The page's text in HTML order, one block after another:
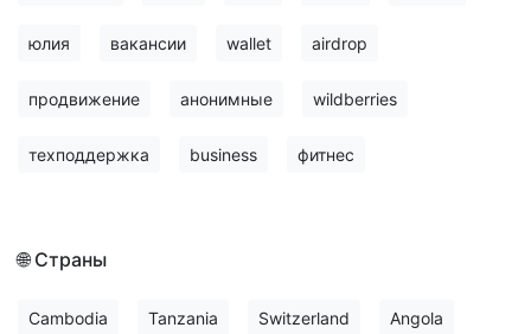
юлия вакансии wallet airdrop
продвижение анонимные wildberries
техподдержка business фитнес
🌐 Страны
Cambodia Tanzania Switzerland Angola